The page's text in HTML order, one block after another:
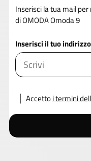
Inserisci la tua mail
di OMODA Omoda 9
Inserisci il tuo
Accettoi termini